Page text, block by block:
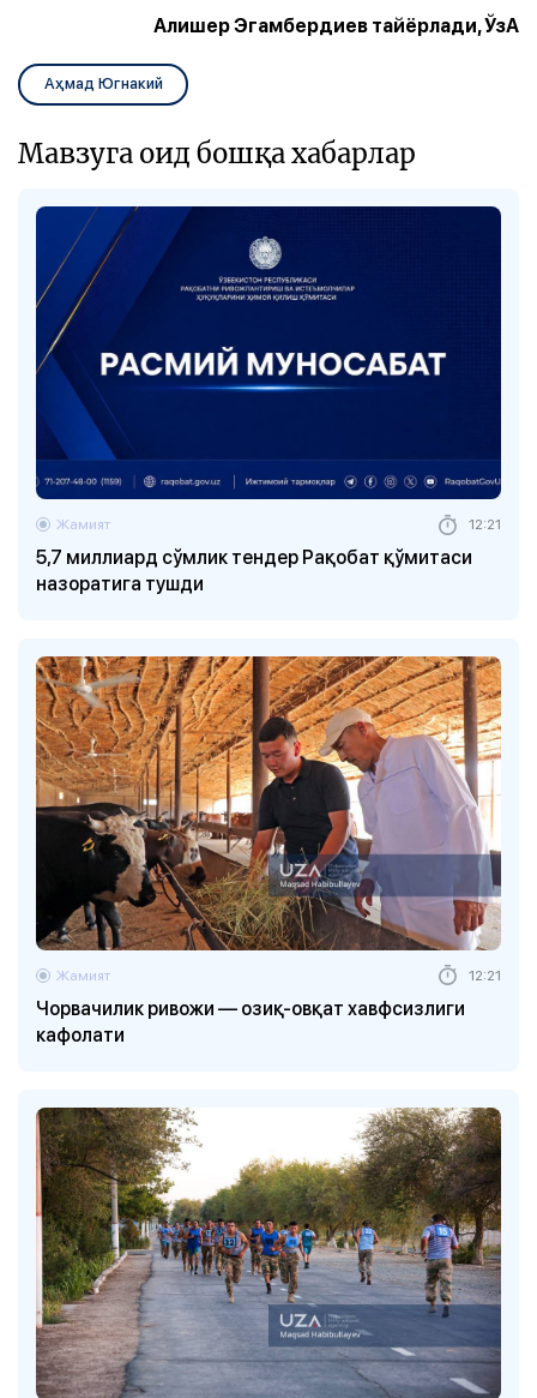
Алишер Эгамбердиев тайёрлади, ЎзА
Аҳмад Югнакий
Мавзуга оид бошқа хабарлар
5,7 миллиард сўмлик тендер Рақобат қўмитаси
назоратига тушди
Жамият 12:21
Чорвачилик ривожи — озиқ-овқат хавфсизлиги
кафолати
Жамият 12:21